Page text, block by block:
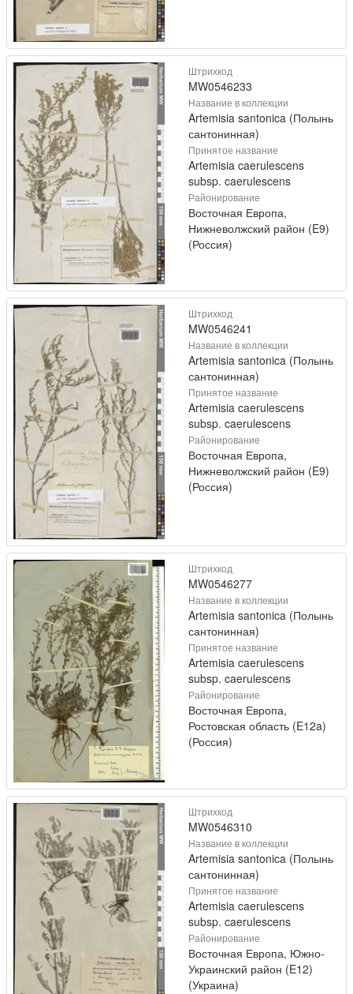
Штрихкод
MW0546233
Название в коллекции
Artemisia santonica (Полынь
сантонинная)
Принятое название
Artemisia caerulescens
subsp. caerulescens
Районирование
Восточная Европа,
Нижневолжский район (E9)
(Россия)
Штрихкод
MW0546241
Название в коллекции
Artemisia santonica (Полынь
сантонинная)
Принятое название
Artemisia caerulescens
subsp. caerulescens
Районирование
Восточная Европа,
Нижневолжский район (E9)
(Россия)
Штрихкод
MW0546277
Название в коллекции
Artemisia santonica (Полынь
сантонинная)
Принятое название
Artemisia caerulescens
subsp. caerulescens
Районирование
Восточная Европа,
Ростовская область (E12a)
(Россия)
Штрихкод
MW0546310
Название в коллекции
Artemisia santonica (Полынь
сантонинная)
Принятое название
Artemisia caerulescens
subsp. caerulescens
Районирование
Восточная Европа, Южно-
Украинский район (E12)
(Украина)